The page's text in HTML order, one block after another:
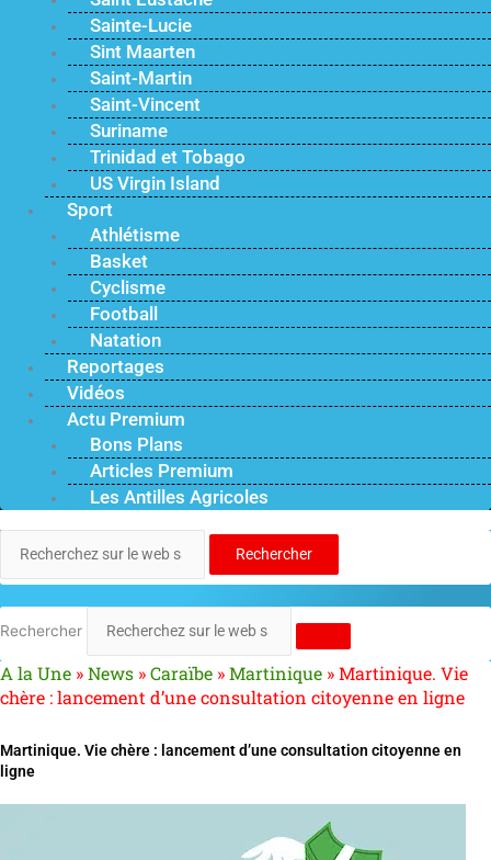
Sainte-Lucie
Sint Maarten
Saint-Martin
Saint-Vincent
Suriname
Trinidad et Tobago
US Virgin Island
Sport
Athlétisme
Basket
Cyclisme
Football
Natation
Reportages
Vidéos
Actu Premium
Bons Plans
Articles Premium
Les Antilles Agricoles
Rechercher
Rechercher
A la Une »News »Caraïbe »Martinique »Martinique. Vie
chère : lancement d’une consultation citoyenne en ligne
Martinique. Vie chère : lancement d’une consultation citoyenne en
ligne